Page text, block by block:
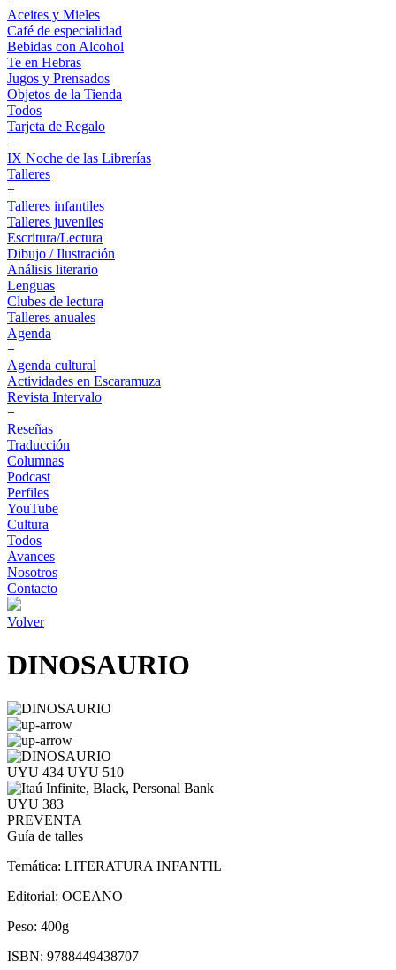
Aceites y Mieles
Café de especialidad
Bebidas con Alcohol
Te en Hebras
Jugos y Prensados
Objetos de la Tienda
Todos
Tarjeta de Regalo
+
IX Noche de las Librerías
Talleres
+
Talleres infantiles
Talleres juveniles
Escritura/Lectura
Dibujo / Ilustración
Análisis literario
Lenguas
Clubes de lectura
Talleres anuales
Agenda
+
Agenda cultural
Actividades en Escaramuza
Revista Intervalo
+
Reseñas
Traducción
Columnas
Podcast
Perfiles
YouTube
Cultura
Todos
Avances
Nosotros
Contacto
Volver
DINOSAURIO
UYU 434 UYU 510
UYU 383
PREVENTA
Guía de talles
Temática: LITERATURA INFANTIL
Editorial: OCEANO
Peso: 400g
ISBN: 9788449438707